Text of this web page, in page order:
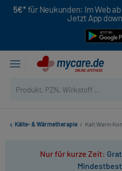
5€* für Neukunden: Im Web
Jetzt App
Kälte- & Wärmetherapie / Kalt Warm
Nur für kurze Zeit: